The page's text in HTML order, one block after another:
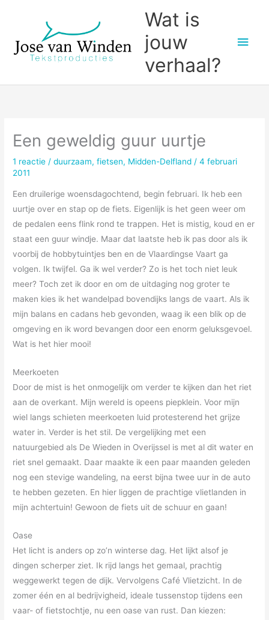
inhoud
Wat is
jouw
verhaal?
Een geweldig guur uurtje
1 reactie /duurzaam,fietsen, Midden-Delfland /4 februari
2011
Een druilerige woensdagochtend, begin februari. Ik heb een
uurtje over en stap op de fiets. Eigenlijk is het geen weer om
de pedalen eens flink rond te trappen. Het is mistig, koud en er
staat een guur windje. Maar dat laatste heb ik pas door als ik
voorbij de hobbytuintjes ben en de Vlaardingse Vaart ga
volgen. Ik twijfel. Ga ik wel verder? Zo is het toch niet leuk
meer? Toch zet ik door en om de uitdaging nog groter te
maken kies ik het wandelpad bovendijks langs de vaart. Als ik
mijn balans en cadans heb gevonden, waag ik een blik op de
omgeving en ik word bevangen door een enorm geluksgevoel.
Wat is het hier mooi!
Meerkoeten
Door de mist is het onmogelijk om verder te kijken dan het riet
aan de overkant. Mijn wereld is opeens piepklein. Voor mijn
wiel langs schieten meerkoeten luid protesterend het grijze
water in. Verder is het stil. De vergelijking met een
natuurgebied als De Wieden in Overijssel is met al dit water en
riet snel gemaakt. Daar maakte ik een paar maanden geleden
nog een stevige wandeling, na eerst bijna twee uur in de auto
te hebben gezeten. En hier liggen de prachtige vlietlanden in
mijn achtertuin! Gewoon de fiets uit de schuur en gaan!
Oase
Het licht is anders op zo’n winterse dag. Het lijkt alsof je
dingen scherper ziet. Ik rijd langs het gemaal, prachtig
weggewerkt tegen de dijk. Vervolgens Café Vlietzicht. In de
zomer één en al bedrijvigheid, ideale tussenstop tijdens een
vaar- of fietstochtje, nu een oase van rust. Dan kiezen: